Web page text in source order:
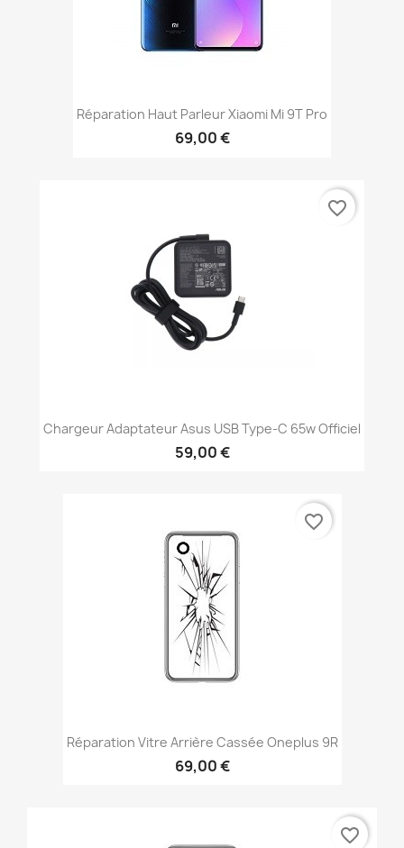
Réparation Haut Parleur Xiaomi Mi 9T Pro
69,00 €
Chargeur Adaptateur Asus USB Type-C 65w Officiel
59,00 €
favorite_border
Réparation Vitre Arrière Cassée Oneplus 9R
69,00 €
favorite_border
favorite_border